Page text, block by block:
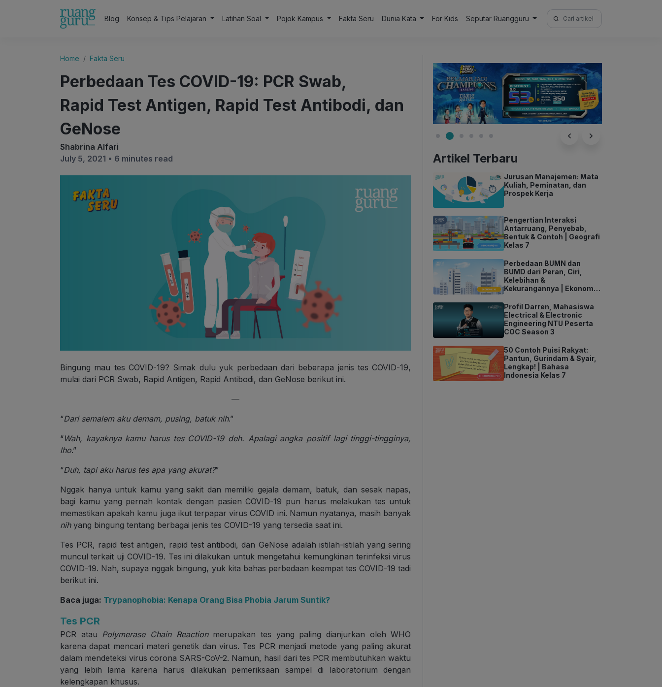
Blog Konsep & Tips Pelajaran Latihan Soal Pojok Kampus Fakta Seru Dunia Kata For Kids Seputar Ruangguru
Search
for:
Home Fakta Seru
Perbedaan Tes COVID-19: PCR Swab,
Rapid Test Antigen, Rapid Test Antibodi, dan
GeNose
Shabrina Alfari
July 5, 2021 • 6 minutes read
Bingung mau tes COVID-19? Simak dulu yuk perbedaan dari beberapa jenis tes COVID-19,
mulai dari PCR Swab, Rapid Antigen, Rapid Antibodi, dan GeNose berikut ini.
—
“Dari semalem aku demam, pusing, batuk nih.”
“Wah, kayaknya kamu harus tes COVID-19 deh. Apalagi angka positif lagi tinggi-tingginya,
lho.”
“Duh, tapi aku harus tes apa yang akurat?”
Nggak hanya untuk kamu yang sakit dan memiliki gejala demam, batuk, dan sesak napas,
bagi kamu yang pernah kontak dengan pasien COVID-19 pun harus melakukan tes untuk
memastikan apakah kamu juga ikut terpapar virus COVID ini. Namun nyatanya, masih banyak
nihyang bingung tentang berbagai jenis tes COVID-19 yang tersedia saat ini.
Tes PCR, rapid test antigen, rapid test antibodi, dan GeNose adalah istilah-istilah yang sering
muncul terkait uji COVID-19. Tes ini dilakukan untuk mengetahui kemungkinan terinfeksi virus
COVID-19. Nah, supaya nggak bingung, yuk kita bahas perbedaan keempat tes COVID-19 tadi
berikut ini.
Baca juga: Trypanophobia: Kenapa Orang Bisa Phobia Jarum Suntik?
Tes PCR
PCR atau Polymerase Chain Reactionmerupakan tes yang paling dianjurkan oleh WHO
karena dapat mencari materi genetik dan virus. Tes PCR menjadi metode yang paling akurat
dalam mendeteksi virus corona SARS-CoV-2. Namun, hasil dari tes PCR membutuhkan waktu
yang lebih lama karena harus dilakukan pemeriksaan sampel di laboratorium dengan
kelengkapan khusus.
Artikel Terbaru
Jurusan Manajemen: Mata
Kuliah, Peminatan, dan
Prospek Kerja
Pengertian Interaksi
Antarruang, Penyebab,
Bentuk & Contoh | Geografi
Kelas 7
Perbedaan BUMN dan
BUMD dari Peran, Ciri,
Kelebihan &
Kekurangannya | Ekonomi
Profil Darren, Mahasiswa
Electrical & Electronic
Engineering NTU Peserta
COC Season 3
50 Contoh Puisi Rakyat:
Pantun, Gurindam & Syair,
Lengkap! | Bahasa
Indonesia Kelas 7